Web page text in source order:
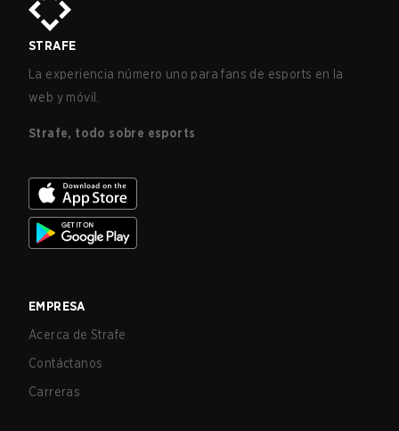
STRAFE
La experiencia número uno para fans de esports en la
web y móvil.
Strafe, todo sobre esports
EMPRESA
Acerca de Strafe
Contáctanos
Carreras